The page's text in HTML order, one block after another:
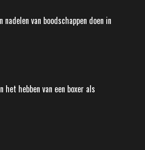
nadelen van boodschappen doen in
het hebben van een boxer als